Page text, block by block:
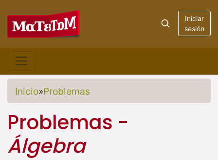
Iniciar
sesión
Inicio»Problemas
Problemas -
Álgebra